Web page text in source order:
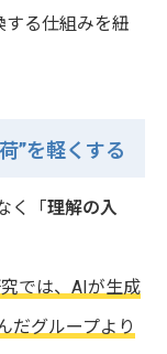
する仕組みを紐
”を軽くする
く「理解の入
では、AIが生成
だグループより